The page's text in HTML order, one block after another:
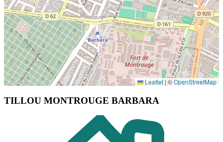
Leaflet| ©OpenStreetMap
TILLOU MONTROUGE BARBARA